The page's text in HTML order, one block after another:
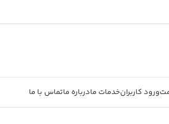
ورود کاربرانخدمات مادرباره ماتماس با ما